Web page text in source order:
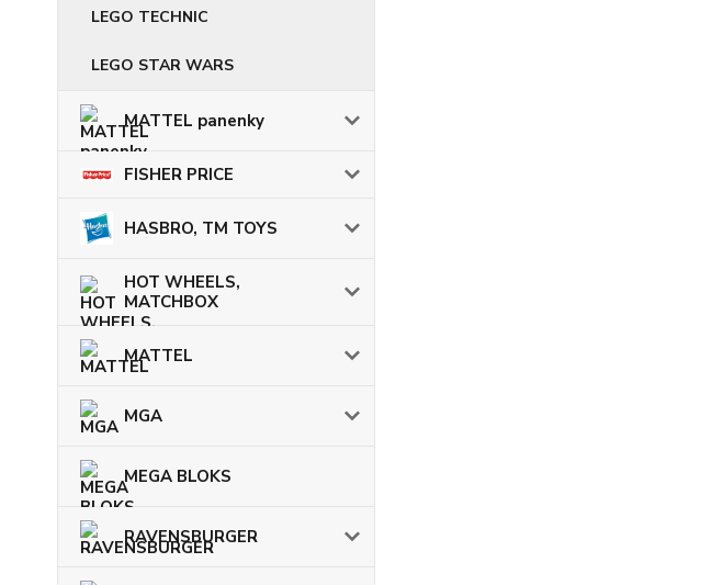
LEGO TECHNIC
LEGO STAR WARS
MATTEL panenky
FISHER PRICE
HASBRO, TM TOYS
HOT WHEELS,
MATCHBOX
MATTEL
MGA
MEGA BLOKS
RAVENSBURGER